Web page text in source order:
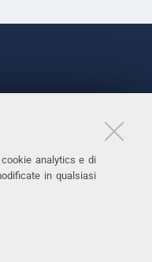
analytics e di
in qualsiasi